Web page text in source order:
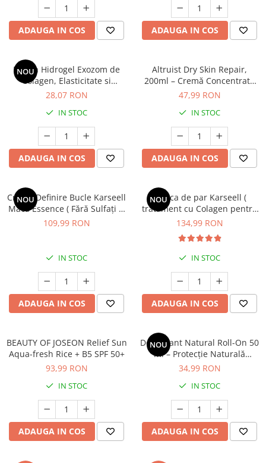
Mary & May
COSRX
OOTD
Cettua
Haruharu Wonder
Dr. Althea
DELLA BORN
Seleniu
Seminte de in
Spirulina
Ulei de cocos
Ulei de peste
Ulei MCT
Vitamina A
Vitamina B
Vitamina D
Vitamina E
Chlorella
Colina
Produse Apicole
rezultate vizibile
ADAUGA IN COS ADAUGA IN COS
NOU
Masca Hidrogel Exozom de
Colagen, Elasticitate si
Hidratare, 41g, Ariul Expert
28,07 RON
IN STOC
ADAUGA IN COS
Altruist Dry Skin Repair,
200ml – Cremă Concentrată
cu 10% Uree
47,99 RON
IN STOC
ADAUGA IN COS
NOU
Cremă Definire Bucle Karseell
Maca Essence ( Fără Sulfați și
Parabeni, Potrivită pentru
109,99 RON
IN STOC
ADAUGA IN COS
NOU
Masca de par Karseell (
tratament cu Colagen pentru
par, regenerare intensiva si
vopsit si deteriorat) * 500 ml
134,99 RON
IN STOC
ADAUGA IN COS
BEAUTY OF JOSEON Relief Sun
Aqua-fresh Rice + B5 SPF 50+
93,99 RON
IN STOC
ADAUGA IN COS
NOU
Deodorant Natural Roll-On 50
ml – Protecție Naturală
Împotriva Mirosurilor, Fără
34,99 RON
IN STOC
ADAUGA IN COS